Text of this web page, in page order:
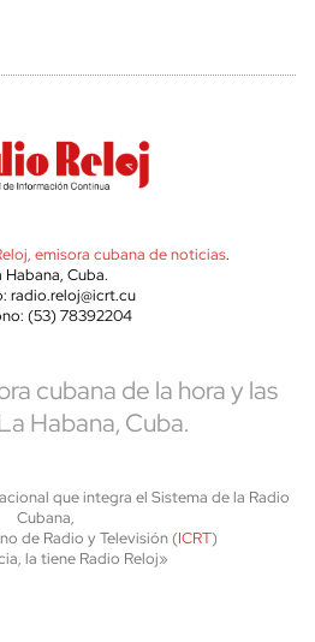
emisora cubana de noticias.
Habana, Cuba.
radio.reloj@icrt.cu
(53) 78392204
cubana de la hora y las
Habana, Cuba.
que integra el Sistema de la Radio
Cubana,
de Radio y Televisión (ICRT)
la tiene Radio Reloj»